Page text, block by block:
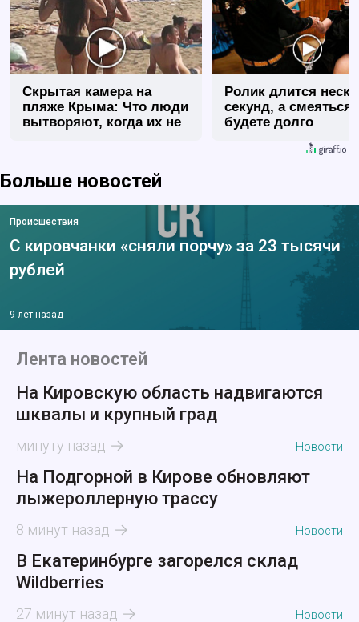
Скрытая камера на
пляже Крыма: Что люди
вытворяют, когда их не
Ролик длится
секунд, а смеяться
будете долго
Больше новостей
Происшествия
С кировчанки «сняли порчу» за 23 тысячи
рублей
9 лет назад
Лента новостей
На Кировскую область надвигаются
шквалы и крупный град
минуту назад Новости
На Подгорной в Кирове обновляют
лыжероллерную трассу
8 минут назад Новости
В Екатеринбурге загорелся склад
Wildberries
27 минут назад Новости